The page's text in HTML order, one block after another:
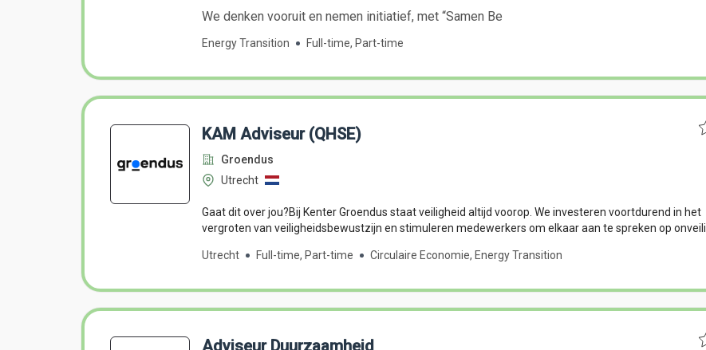
We denken vooruit en nemen initiatief, met “Samen Be
Energy Transition Full-time, Part-time
KAM Adviseur (QHSE)
Groendus
Utrecht
Gaat dit over jou?Bij Kenter Groendus staat veiligheid altijd voorop. We investeren voortdurend in het
vergroten van veiligheidsbewustzijn en stimuleren medewerkers om elkaar aan te spreken op onveili
Utrecht Full-time, Part-time Circulaire Economie, Energy Transition
Adviseur Duurzaamheid